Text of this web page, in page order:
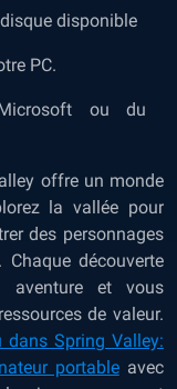
disque disponible
PC.
ou du
offre un monde
la vallée pour
des personnages
découverte
aventure et vous
de valeur.
dans Spring Valley:
portableavec